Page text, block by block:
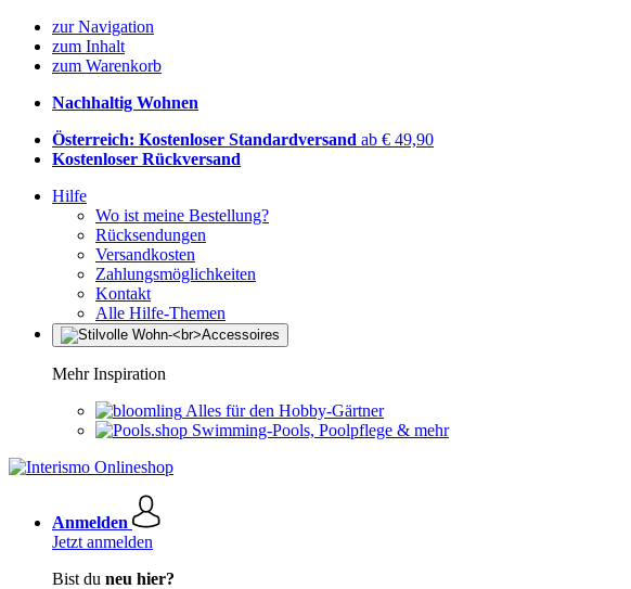
zur Navigation
zum Inhalt
zum Warenkorb
Nachhaltig Wohnen
Österreich: Kostenloser Standardversand ab € 49,90
Kostenloser Rückversand
Hilfe
Wo ist meine Bestellung?
Rücksendungen
Versandkosten
Zahlungsmöglichkeiten
Kontakt
Alle Hilfe-Themen
Mehr Inspiration
Alles für den Hobby-Gärtner
Swimming-Pools, Poolpflege & mehr
Anmelden
Jetzt anmelden
Bist du neu hier?